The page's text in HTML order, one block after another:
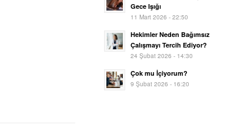
Gece Işığı
11 Mart 2026 - 22:50
Hekimler Neden Bağımsız
Çalışmayı Tercih Ediyor?
24 Şubat 2026 - 14:30
Çok mu İçiyorum?
9 Şubat 2026 - 16:20